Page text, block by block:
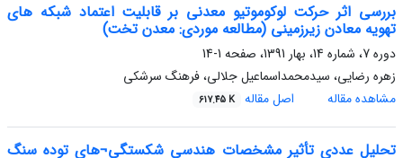
بررسی اثر حرکت لوکوموتیو معدنی بر قابلیت اعتماد شبکه های
تهویه معادن زیرزمینی (مطالعه موردی: معدن تخت)
دوره 7، شماره 14، بهار 1391، صفحه
1-14
زهره رضایی، سیدمحمداسماعیل جلالی، فرهنگ سرشکی
مشاهده مقاله
اصل مقاله 617.45 K
تحلیل عددی تأثیر مشخصات هندسی شکستگی¬های توده سنگ